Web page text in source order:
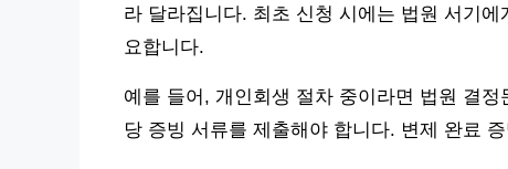
라 달라집니다. 최초 신청 시에는 법원 서기
요합니다.
예를 들어, 개인회생 절차 중이라면 법원 결
당 증빙 서류를 제출해야 합니다. 변제 완료